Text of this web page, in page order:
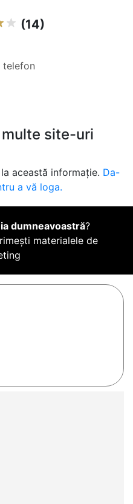
(14)
telefon
site-uri
această informație. Da-
a vă loga.
dumneavoastră?
materialele de